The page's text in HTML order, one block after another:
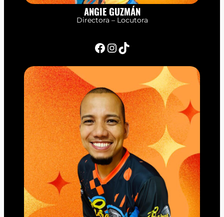
ANGIE GUZMÁN
Directora – Locutora
Facebook InstagramTikTok